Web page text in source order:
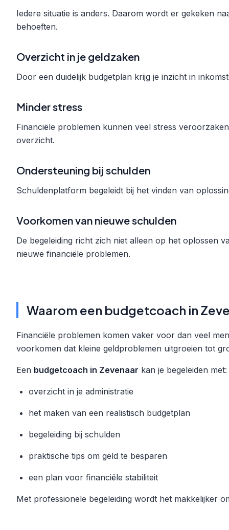
Iedere situatie is anders. Daarom wordt er gekeken
behoeften.
Overzicht in je geldzaken
Door een duidelijk budgetplan krijg je inzicht in
Minder stress
Financiële problemen kunnen veel stress
overzicht.
Ondersteuning bij schulden
Schuldenplatform begeleidt bij het vinden van
Voorkomen van nieuwe schulden
De begeleiding richt zich niet alleen op het oplossen
nieuwe financiële problemen.
Waarom een budgetcoach in
Financiële problemen komen vaker voor dan veel
voorkomen dat kleine geldproblemen uitgroeien tot
Een budgetcoach in Zevenaar kan je begeleiden met:
overzicht in je administratie
het maken van een realistisch budgetplan
begeleiding bij schulden
praktische tips om geld te besparen
een plan voor financiële stabiliteit
Met professionele begeleiding wordt het makkelijker